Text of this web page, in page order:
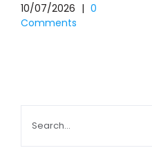
10/07/2026 | 0
Comments